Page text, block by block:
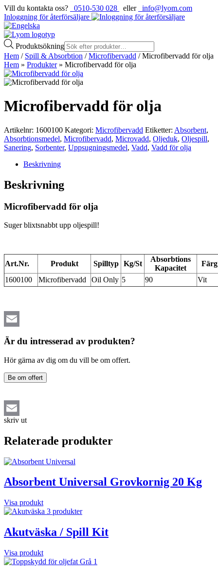
Vill du kontakta oss? 0510-530 028 eller
info@lyom.com
Inloggning för återförsäljare
Produktsökning
Hem / Spill & Absorbtion /Microfibervadd / Microfibervadd för olja
Hem » Produkter» Microfibervadd för olja
Microfibervadd för olja
Artikelnr: 1600100 Kategori: Microfibervadd Etiketter: Absorbent,
Absorbtionsmedel, Microfibervadd, Microvadd, Oljeduk, Oljespill,
Sanering, Sorbenter, Uppsugningsmedel, Vadd, Vadd för olja
Beskrivning
Beskrivning
Microfibervadd för olja
Suger blixtsnabbt upp oljespill!
Art.Nr. Produkt Spilltyp Kg/St
Absorbtions
Kapacitet
Färg
1600100
Microfibervadd Oil Only 5 90 Vit
Email
Är du intresserad av produkten?
Hör gärna av dig om du vill be om offert.
Be om offert
Email
skriv ut
Relaterade produkter
Absorbent Universal Grovkornig 20 Kg
Visa produkt
Akutväska / Spill Kit
Visa produkt